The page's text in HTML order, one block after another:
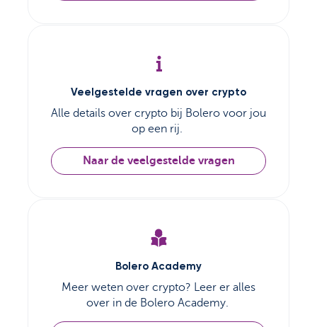
Veelgestelde vragen over crypto
Alle details over crypto bij Bolero voor jou
op een rij.
Naar de veelgestelde vragen
Bolero Academy
Meer weten over crypto? Leer er alles
over in de Bolero Academy.